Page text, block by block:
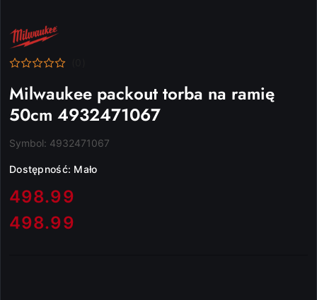
NAZWA
PRODUCENTA:
MILWAUKEE
Milwaukee packout torba na ramię
50cm 4932471067
Symbol: 4932471067
Dostępność: Mało
cena:
498.99
Cena:
498.99